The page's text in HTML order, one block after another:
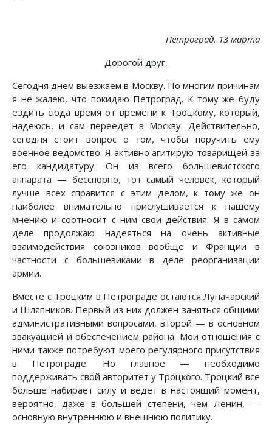
Петроград. 13 марта
Дорогой друг,
Сегодня днем выезжаем в Москву. По многим причинам
я не жалею, что покидаю Петроград. К тому же буду
ездить сюда время от времени к Троцкому, который,
надеюсь, и сам переедет в Москву. Действительно,
сегодня стоит вопрос о том, чтобы поручить ему
военное ведомство. Я активно агитирую товарищей за
его кандидатуру. Он из всего большевистского
аппарата — бесспорно, тот самый человек, который
лучше всех справится с этим делом, к тому же он
наиболее внимательно прислушивается к нашему
мнению и соотносит с ним свои действия. Я в самом
деле продолжаю надеяться на очень активные
взаимодействия союзников вообще и Франции в
частности с большевиками в деле реорганизации
армии.
Вместе с Троцким в Петрограде остаются Луначарский
и Шляпников. Первый из них должен заняться общими
административными вопросами, второй — в основном
эвакуацией и обеспечением района. Мои отношения с
ними также потребуют моего регулярного присутствия
в Петрограде. Но главное — необходимо
поддерживать свой авторитет у Троцкого. Троцкий все
больше набирает силу и ведет в настоящий момент,
вероятно, даже в большей степени, чем Ленин, —
основную внутреннюю и внешнюю политику.